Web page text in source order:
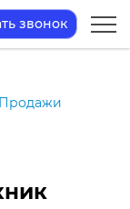
звонок
Продажи